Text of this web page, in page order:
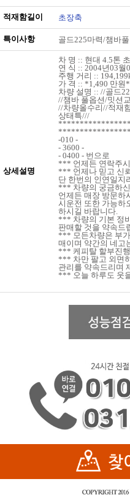
적재함길이 초장축
특이사항 골드225마력/챔바
상세설명
차 명 :: 현대 4.5톤
연 식 :: 2004년03월
주행 거리 ::
가 격 :: *1,490 만원
차량 설명 :: //골드
//챔바 풀옵션/밋션
//차량올수리//적재
상태특///
-010 -
- 3600 -
- 0400 - 번으로
*** 언제든 연락주
*** 언제나 믿고 신
단 한번의 인연일지
*** 차량의 궁금하
언제든 매장 방문하
시운전 또한 가능하
하시길 바랍니다.
*** 차량의 기본 정
판매할 것을 약속드
*** 모든차량은 부
매이며 약간의 네고
*** 케피탈 할부진
*** 차만 팔고 외면
관리를 약속드리며
*** 오늘 하루도 웃